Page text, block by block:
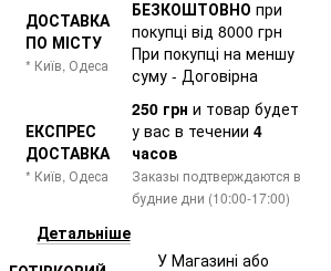
ДОСТАВКА
ПО МІСТУ
* Київ, Одеса
БЕЗКОШТОВНО при
покупці від 8000 грн
При покупці на меншу
суму - Договірна
ЕКСПРЕС
ДОСТАВКА
* Київ, Одеса
250 грн и товар будет
у вас в течении 4
часов
Заказы подтверждаются в
будние дни (10:00-17:00)
Детальніше
У Магазині або